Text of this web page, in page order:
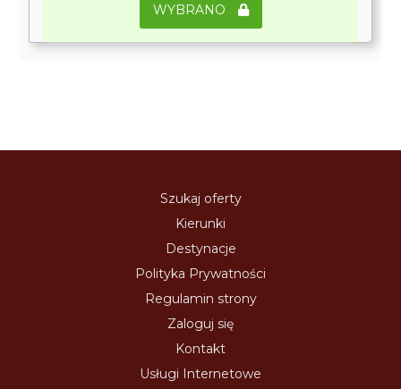
WYBRANO
Szukaj oferty
Kierunki
Destynacje
Polityka Prywatności
Regulamin strony
Zaloguj się
Kontakt
Usługi Internetowe